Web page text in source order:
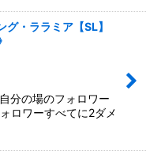
グ・ララミア【SL】
の場のフォロワー
ロワーすべてに2ダメ